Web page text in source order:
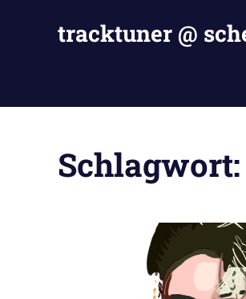
tracktuner @
Hahahaha.
Schlagwort: